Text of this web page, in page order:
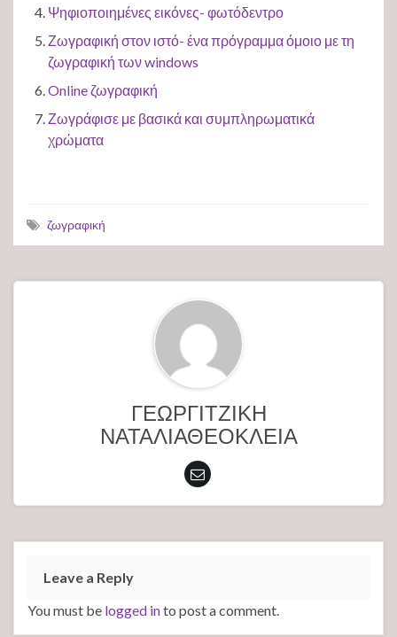
Ψηφιοποιημένες εικόνες- φωτόδεντρο
Ζωγραφική στον ιστό- ένα πρόγραμμα όμοιο με τη
ζωγραφική των windows
Online ζωγραφική
Ζωγράφισε με βασικά και συμπληρωματικά
χρώματα
ζωγραφική
ΓΕΩΡΓΙΤΖΙΚΗ
ΝΑΤΑΛΙΑΘΕΟΚΛΕΙΑ
Leave a Reply
You must be logged into post a comment.